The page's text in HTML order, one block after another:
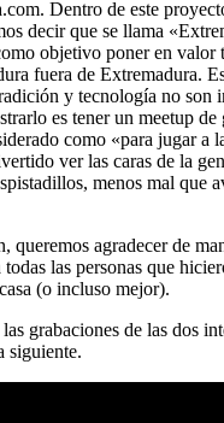
Dentro de este
decir que se llama
objetivo poner en valor
fuera de Extremadura.
y tecnología no son
es tener un meetup
como «para jugar a
ver las caras de la
menos mal que
queremos agradecer de
las personas que
(o incluso mejor).
grabaciones de las dos
siguiente.